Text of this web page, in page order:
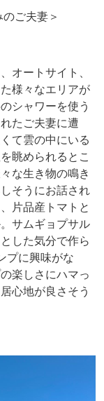
ご夫妻＞
オートサイト、
様々なエリアが
シャワーを使う
たご夫妻に遭
て雲の中にいる
眺められるとこ
な生き物の鳴き
そうにお話され
片品産トマトと
サムギョプサル
した気分で作ら
プに興味がな
楽しさにハマっ
心地が良さそう